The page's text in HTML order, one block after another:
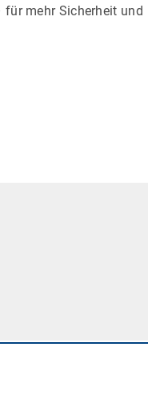
mehr Sicherheit und